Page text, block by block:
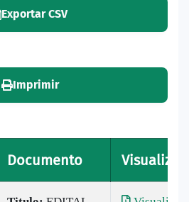
Exportar CSV
Imprimir
Documento Visualizar